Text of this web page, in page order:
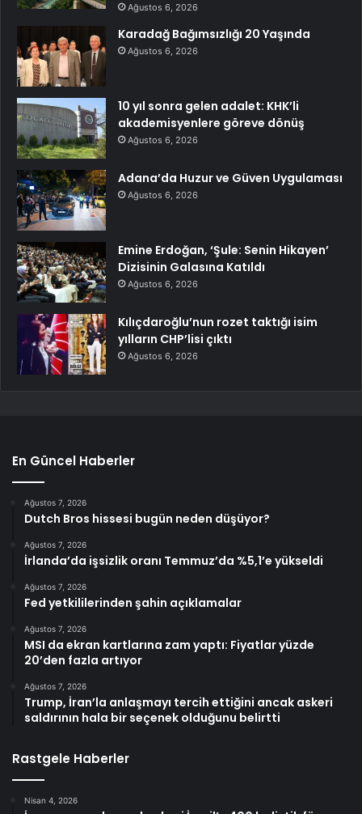
Ağustos 6, 2026
Karadağ Bağımsızlığı 20 Yaşında
Ağustos 6, 2026
10 yıl sonra gelen adalet: KHK’li
akademisyenlere göreve dönüş
Ağustos 6, 2026
Adana’da Huzur ve Güven Uygulaması
Ağustos 6, 2026
Emine Erdoğan, ‘Şule: Senin Hikayen’
Dizisinin Galasına Katıldı
Ağustos 6, 2026
Kılıçdaroğlu’nun rozet taktığı isim
yılların CHP’lisi çıktı
Ağustos 6, 2026
En Güncel Haberler
Ağustos 7, 2026
Dutch Bros hissesi bugün neden düşüyor?
Ağustos 7, 2026
İrlanda’da işsizlik oranı Temmuz’da %5,1’e yükseldi
Ağustos 7, 2026
Fed yetkililerinden şahin açıklamalar
Ağustos 7, 2026
MSI da ekran kartlarına zam yaptı: Fiyatlar yüzde
20’den fazla artıyor
Ağustos 7, 2026
Trump, İran’la anlaşmayı tercih ettiğini ancak askeri
saldırının hala bir seçenek olduğunu belirtti
Rastgele Haberler
Nisan 4, 2026